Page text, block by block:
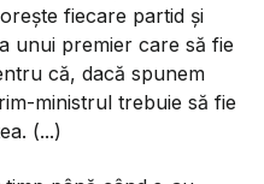
fiecare partid și
unui premier care să fie
că, dacă spunem
ministrul trebuie să fie
(...)